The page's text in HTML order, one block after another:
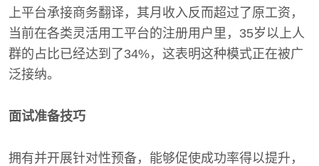
上平台承接商务翻译，其月收入反而超过了原工资，
当前在各类灵活用工平台的注册用户里，35岁以上人
群的占比已经达到了34%，这表明这种模式正在被广
泛接纳。
面试准备技巧
拥有并开展针对性预备，能够促使成功率得以提升，